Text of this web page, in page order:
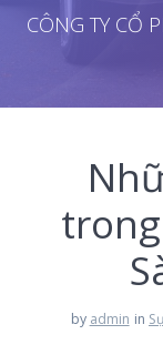
CÔNG TY CỔ
by admin in